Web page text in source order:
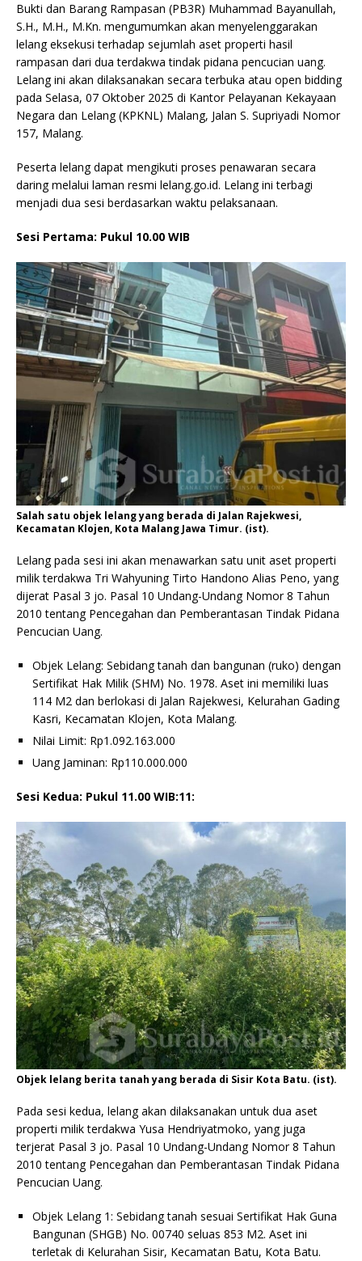
Bukti dan Barang Rampasan (PB3R) Muhammad Bayanullah,
S.H., M.H., M.Kn. mengumumkan akan menyelenggarakan
lelang eksekusi terhadap sejumlah aset properti hasil
rampasan dari dua terdakwa tindak pidana pencucian uang.
Lelang ini akan dilaksanakan secara terbuka atau open bidding
pada Selasa, 07 Oktober 2025 di Kantor Pelayanan Kekayaan
Negara dan Lelang (KPKNL) Malang, Jalan S. Supriyadi Nomor
157, Malang.
Peserta lelang dapat mengikuti proses penawaran secara
daring melalui laman resmi lelang.go.id. Lelang ini terbagi
menjadi dua sesi berdasarkan waktu pelaksanaan.
Sesi Pertama: Pukul 10.00 WIB
Salah satu objek lelang yang berada di Jalan Rajekwesi,
Kecamatan Klojen, Kota Malang Jawa Timur. (ist).
Lelang pada sesi ini akan menawarkan satu unit aset properti
milik terdakwa Tri Wahyuning Tirto Handono Alias Peno, yang
dijerat Pasal 3 jo. Pasal 10 Undang-Undang Nomor 8 Tahun
2010 tentang Pencegahan dan Pemberantasan Tindak Pidana
Pencucian Uang.
Objek Lelang: Sebidang tanah dan bangunan (ruko) dengan
Sertifikat Hak Milik (SHM) No. 1978. Aset ini memiliki luas
114 M2 dan berlokasi di Jalan Rajekwesi, Kelurahan Gading
Kasri, Kecamatan Klojen, Kota Malang.
Nilai Limit: Rp1.092.163.000
Uang Jaminan: Rp110.000.000
Sesi Kedua: Pukul 11.00 WIB:11:
Objek lelang berita tanah yang berada di Sisir Kota Batu. (ist).
Pada sesi kedua, lelang akan dilaksanakan untuk dua aset
properti milik terdakwa Yusa Hendriyatmoko, yang juga
terjerat Pasal 3 jo. Pasal 10 Undang-Undang Nomor 8 Tahun
2010 tentang Pencegahan dan Pemberantasan Tindak Pidana
Pencucian Uang.
Objek Lelang 1: Sebidang tanah sesuai Sertifikat Hak Guna
Bangunan (SHGB) No. 00740 seluas 853 M2. Aset ini
terletak di Kelurahan Sisir, Kecamatan Batu, Kota Batu.